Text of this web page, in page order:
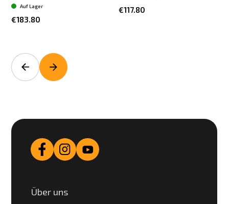
€183.80
Auf Lager €117.80
Über uns